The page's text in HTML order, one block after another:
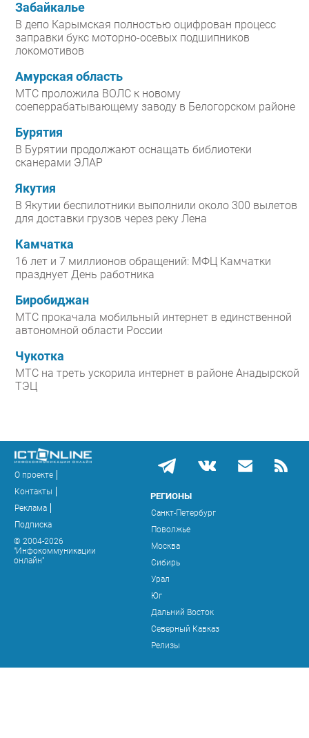
Забайкалье
В депо Карымская полностью оцифрован процесс
заправки букс моторно-осевых подшипников
локомотивов
Амурская область
МТС проложила ВОЛС к новому
соеперрабатывающему заводу в Белогорском районе
Бурятия
В Бурятии продолжают оснащать библиотеки
сканерами ЭЛАР
Якутия
В Якутии беспилотники выполнили около 300 вылетов
для доставки грузов через реку Лена
Камчатка
16 лет и 7 миллионов обращений: МФЦ Камчатки
празднует День работника
Биробиджан
МТС прокачала мобильный интернет в единственной
автономной области России
Чукотка
МТС на треть ускорила интернет в районе Анадырской
ТЭЦ
О проекте
Контакты
Реклама
Подписка
© 2004-2026
"Инфокоммуникации
онлайн"
РЕГИОНЫ
Санкт-Петербург
Поволжье
Москва
Сибирь
Урал
Юг
Дальний Восток
Северный Кавказ
Релизы